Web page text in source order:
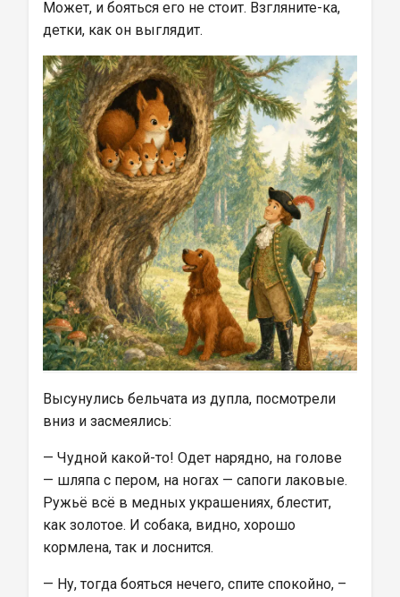
Может, и бояться его не стоит. Взгляните-ка,
детки, как он выглядит.
Высунулись бельчата из дупла, посмотрели
вниз и засмеялись:
— Чудной какой-то! Одет нарядно, на голове
— шляпа с пером, на ногах — сапоги лаковые.
Ружьё всё в медных украшениях, блестит,
как золотое. И собака, видно, хорошо
кормлена, так и лоснится.
— Ну, тогда бояться нечего, спите спокойно, –